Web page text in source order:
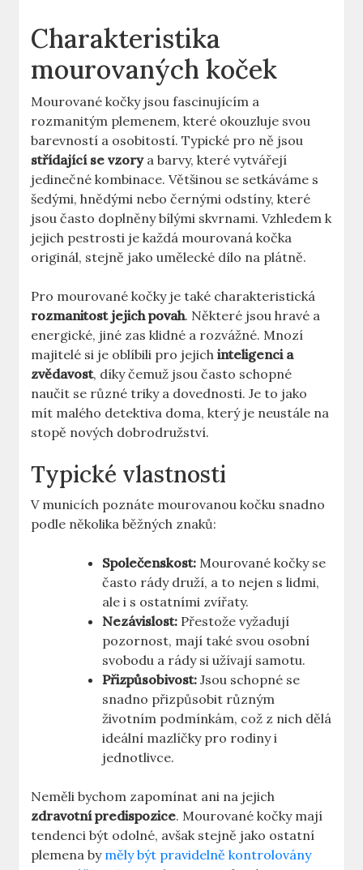
Charakteristika
mourovaných koček
Mourované kočky jsou fascinujícím a
rozmanitým plemenem, které okouzluje svou
barevností a osobitostí. Typické pro ně jsou
střídající se vzorya barvy, které vytvářejí
jedinečné kombinace. Většinou se setkáváme s
šedými, hnědými nebo černými odstíny, které
jsou často doplněny bílými skvrnami. Vzhledem k
jejich pestrosti je každá mourovaná kočka
originál, stejně jako umělecké dílo na plátně.
Pro mourované kočky je také charakteristická
rozmanitost jejich povah. Některé jsou hravé a
energické, jiné zas klidné a rozvážné. Mnozí
majitelé si je oblíbili pro jejichinteligenci a
zvědavost, díky čemuž jsou často schopné
naučit se různé triky a dovednosti. Je to jako
mít malého detektiva doma, který je neustále na
stopě nových dobrodružství.
Typické vlastnosti
V municích poznáte mourovanou kočku snadno
podle několika běžných znaků:
Společenskost: Mourované kočky se
často rády druží, a to nejen s lidmi,
ale i s ostatními zvířaty.
Nezávislost: Přestože vyžadují
pozornost, mají také svou osobní
svobodu a rády si užívají samotu.
Přizpůsobivost: Jsou schopné se
snadno přizpůsobit různým
životním podmínkám, což z nich dělá
ideální mazlíčky pro rodiny i
jednotlivce.
Neměli bychom zapomínat ani na jejich
zdravotní predispozice. Mourované kočky mají
tendenci být odolné, avšak stejně jako ostatní
plemena by měly být pravidelně kontrolovány